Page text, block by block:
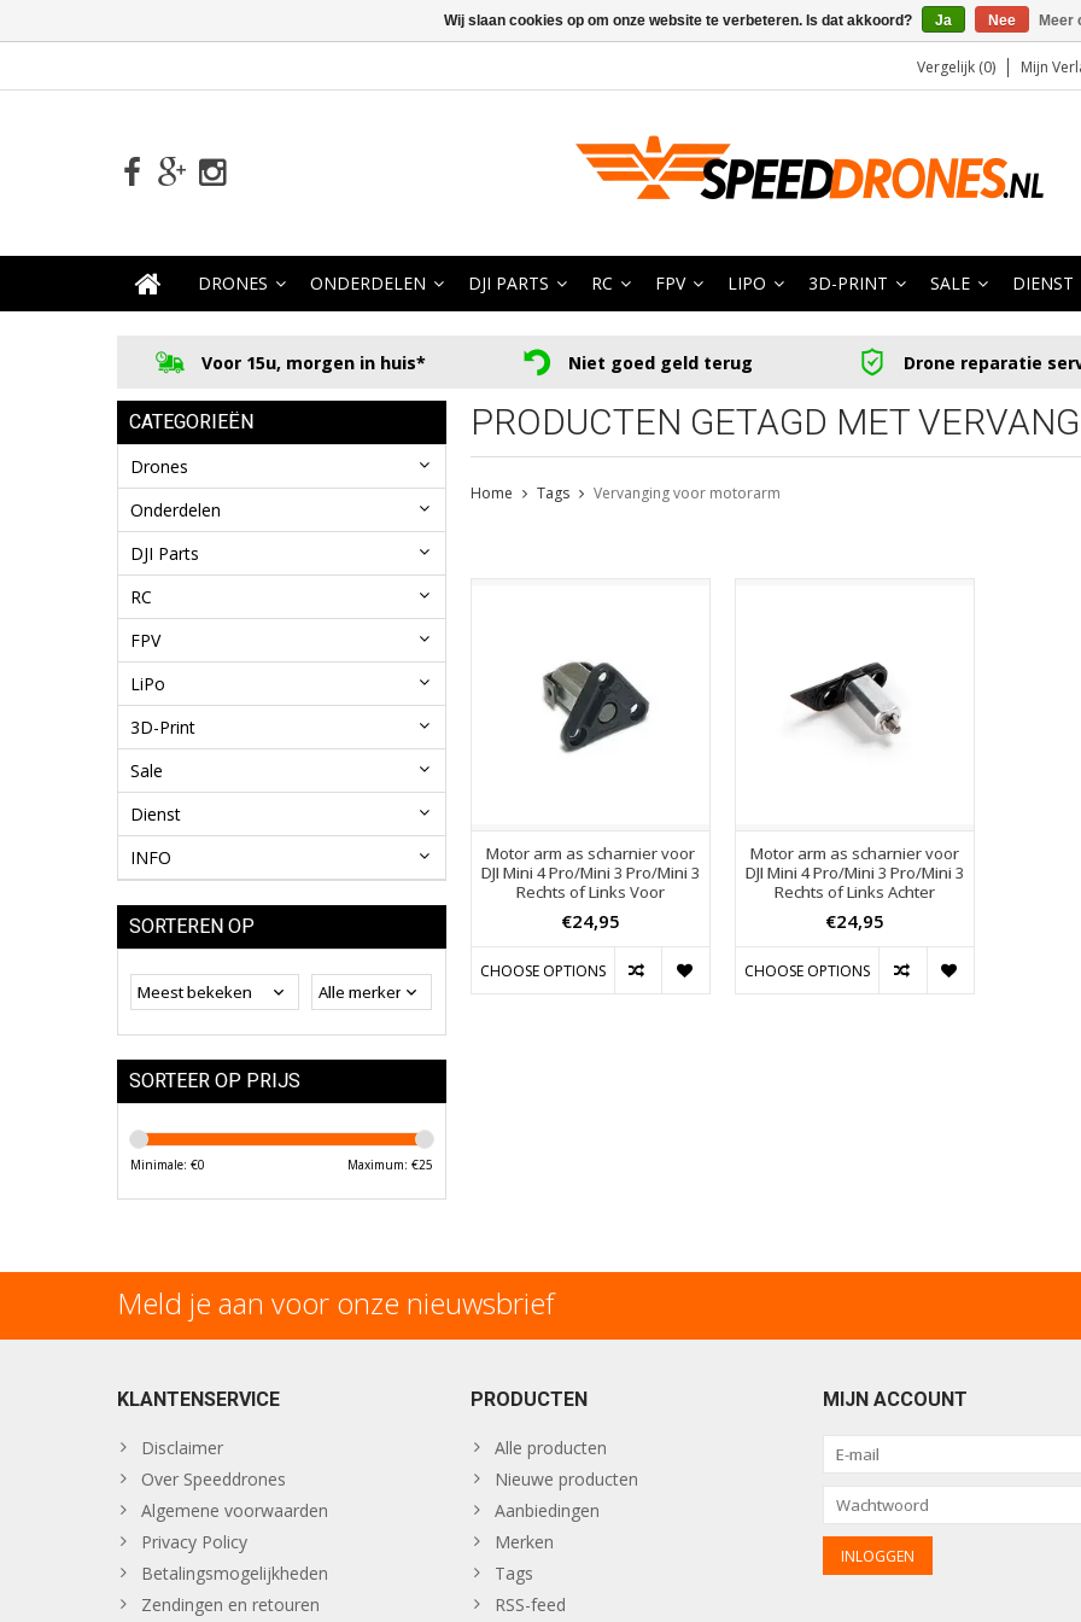
Vergelijk (0) Mijn
DRONES ONDERDELEN DJI PARTS RC FPV LIPO 3D-PRINT SALE DIENST
Voor 15u, morgen in huis* Niet goed geld terug Drone reparatie
CATEGORIEËN
Drones
Onderdelen
DJI Parts
RC
FPV
LiPo
3D-Print
Sale
Dienst
INFO
SORTEREN OP
SORTEER OP PRIJS
Minimale: €0 Maximum: €25
PRODUCTEN GETAGD MET
Home Tags Vervanging voor motorarm
Motor arm as scharnier voor
DJI Mini 4 Pro/Mini 3 Pro/Mini 3
Rechts of Links Voor
€24,95
CHOOSE OPTIONS
Motor arm as scharnier voor
DJI Mini 4 Pro/Mini 3 Pro/Mini 3
Rechts of Links Achter
€24,95
CHOOSE OPTIONS
Meld je aan voor onze nieuwsbrief
KLANTENSERVICE
Disclaimer
Over Speeddrones
Algemene voorwaarden
Privacy Policy
Betalingsmogelijkheden
Zendingen en retouren
PRODUCTEN
Alle producten
Nieuwe producten
Aanbiedingen
Merken
Tags
RSS-feed
MIJN ACCOUNT
Wij slaan cookies op om onze website te verbeteren. Is dat akkoord? Ja Nee Meer